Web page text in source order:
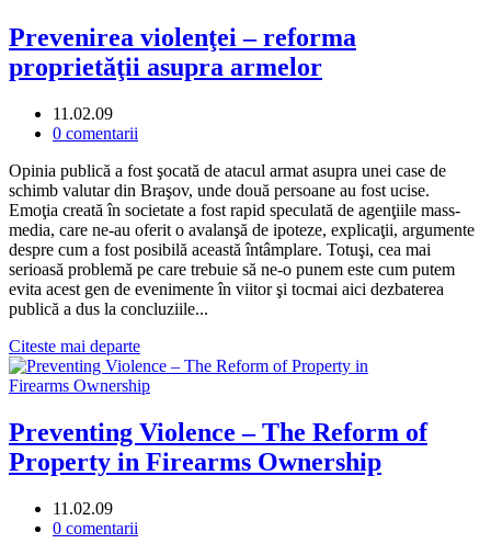
Prevenirea violenţei – reforma
proprietăţii asupra armelor
11.02.09
0 comentarii
Opinia publică a fost şocată de atacul armat asupra unei case de
schimb valutar din Braşov, unde două persoane au fost ucise.
Emoţia creată în societate a fost rapid speculată de agenţiile mass-
media, care ne-au oferit o avalanşă de ipoteze, explicaţii, argumente
despre cum a fost posibilă această întâmplare. Totuşi, cea mai
serioasă problemă pe care trebuie să ne-o punem este cum putem
evita acest gen de evenimente în viitor şi tocmai aici dezbaterea
publică a dus la concluziile...
Citeste mai departe
Preventing Violence – The Reform of
Property in Firearms Ownership
11.02.09
0 comentarii